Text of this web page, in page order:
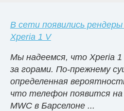
В сети появились рендеры
Xperia 1 V
Мы надеемся, что Xperia 1
за горами. По-прежнему
определенная
что телефон появится
MWC в Барселоне ...